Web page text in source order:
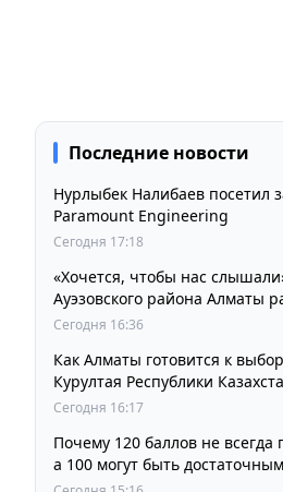
Последние новости
Нурлыбек Налибаев посетил
Paramount Engineering
Сегодня 17:18
«Хочется, чтобы нас
Ауэзовского района Алматы
ждут от выборов депутатов
Сегодня 16:36
Как Алматы готовится к
Курултая Республики
Сегодня 16:17
Почему 120 баллов не всегда
а 100 могут быть